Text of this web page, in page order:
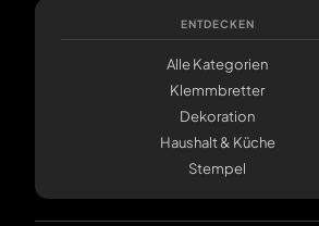
ENTDECKEN
Alle Kategorien
Klemmbretter
Dekoration
Haushalt & Küche
Stempel